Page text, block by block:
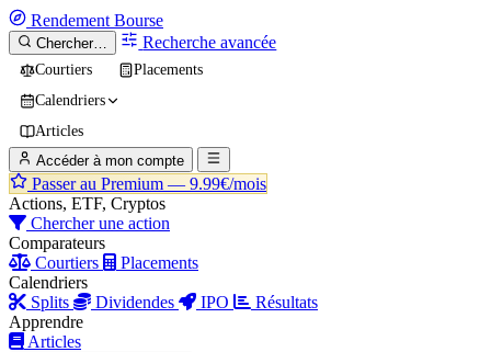
Rendement Bourse
Chercher… Recherche avancée
Courtiers
Placements
Calendriers
Articles
Accéder à mon compte
Passer au Premium — 9.99€/mois
Actions, ETF, Cryptos
Chercher une action
Comparateurs
Courtiers
Placements
Calendriers
Splits
Dividendes IPO
Résultats
Apprendre
Articles